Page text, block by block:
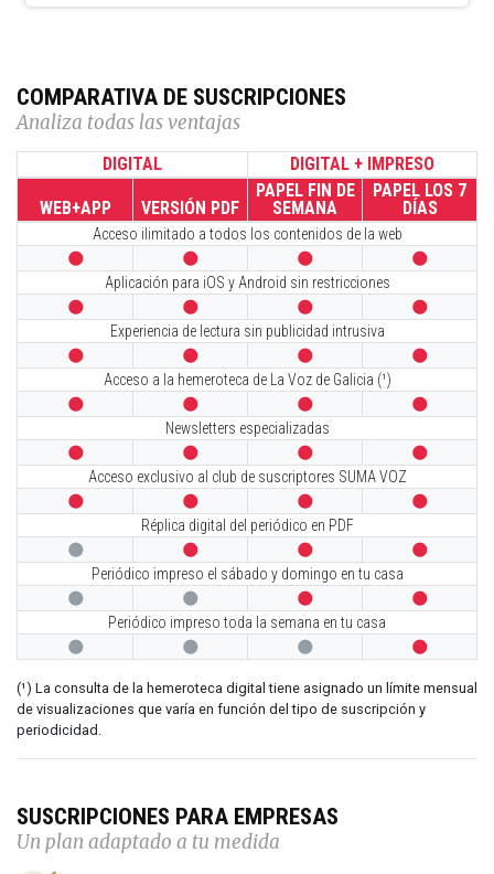
COMPARATIVA DE SUSCRIPCIONES
Analiza todas las ventajas
DIGITAL DIGITAL + IMPRESO
WEB+APP VERSIÓN PDF
PAPEL FIN DE
SEMANA
PAPEL LOS 7
DÍAS
Acceso ilimitado a todos los contenidos de la web
   
Aplicación para iOS y Android sin restricciones
   
Experiencia de lectura sin publicidad intrusiva
   
Acceso a la hemeroteca de La Voz de Galicia (¹)
   
Newsletters especializadas
   
Acceso exclusivo al club de suscriptores SUMA VOZ
   
Réplica digital del periódico en PDF
   
Periódico impreso el sábado y domingo en tu casa
   
Periódico impreso toda la semana en tu casa
   
(¹) La consulta de la hemeroteca digital tiene asignado un límite mensual
de visualizaciones que varía en función del tipo de suscripción y
periodicidad.
SUSCRIPCIONES PARA EMPRESAS
Un plan adaptado a tu medida